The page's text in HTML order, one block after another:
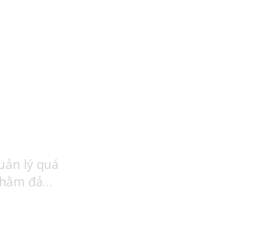
lý quá
đảm